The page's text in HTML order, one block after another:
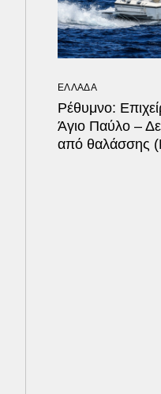
ΕΛΛΑΔΑ
Ρέθυμνο:
Άγιο Παύλο –
από θαλάσσης